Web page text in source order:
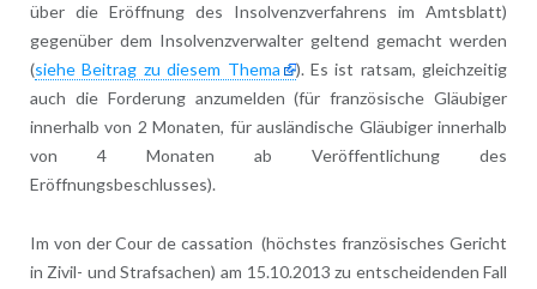
über die Eröffnung des Insolvenzverfahrens im Amtsblatt)
gegenüber dem Insolvenzverwalter geltend gemacht werden
(siehe Beitrag zu diesem Thema
). Es ist ratsam, gleichzeitig
auch die Forderung anzumelden (für französische Gläubiger
innerhalb von 2 Monaten, für ausländische Gläubiger innerhalb
von 4 Monaten ab Veröffentlichung des
Eröffnungsbeschlusses).
Im von der Cour de cassation (höchstes französisches Gericht
in Zivil- und Strafsachen) am 15.10.2013 zu entscheidenden Fall